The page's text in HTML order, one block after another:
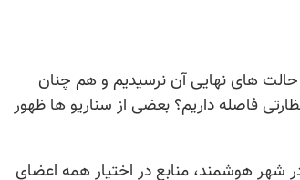
حالت های نهایی آن نرسیدیم و هم چنان
فاصله داریم؟ بعضی از سناریو ها ظهور
شهر هوشمند، منابع در اختیار همه اعضای